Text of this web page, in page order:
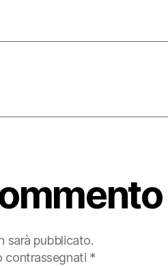
sarà pubblicato.
contrassegnati *